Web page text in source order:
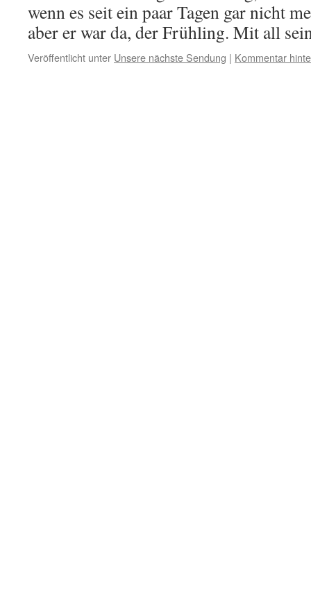
wenn es seit ein paar Tagen gar nicht
aber er war da, der Frühling. Mit all
Veröffentlicht unter Unsere nächste Sendung | Kommentar